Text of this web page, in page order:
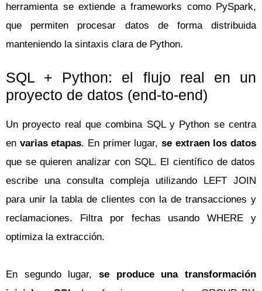
herramienta se extiende a frameworks como PySpark,
que permiten procesar datos de forma distribuida
manteniendo la sintaxis clara de Python.
SQL + Python: el flujo real en un
proyecto de datos (end-to-end)
Un proyecto real que combina SQL y Python se centra
en varias etapas. En primer lugar,se extraen los datos
que se quieren analizar con SQL. El científico de datos
escribe una consulta compleja utilizando LEFT JOIN
para unir la tabla de clientes con la de transacciones y
reclamaciones. Filtra por fechas usando WHERE y
optimiza la extracción.
En segundo lugar, se produce una transformación